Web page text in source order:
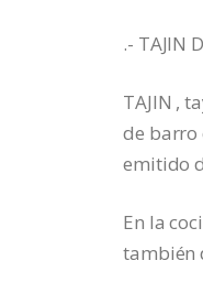
.- TAJIN
TAJIN ,
de barro
emitido
En la
también